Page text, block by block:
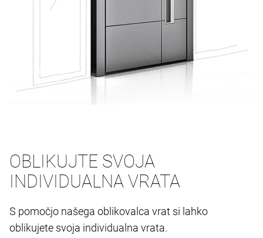
OBLIKUJTE SVOJA
INDIVIDUALNA VRATA
S pomočjo našega oblikovalca vrat si lahko
oblikujete svoja individualna vrata.